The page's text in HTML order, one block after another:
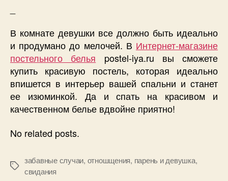
В комнате девушки все должно быть идеально
и продумано до мелочей. В Интернет-магазине
постельного белья postel-iya.ru вы сможете
купить красивую постель, которая идеально
впишется в интерьер вашей спальни и станет
ее изюминкой. Да и спать на красивом и
качественном белье вдвойне приятно!
No related posts.
Позначки
забавные случаи, отношщения, парень и девушка,
свидания